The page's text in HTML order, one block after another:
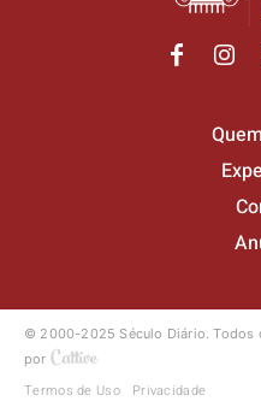
© 2000-2025 Século Diário.Todos
por
Termos de Uso Privacidade